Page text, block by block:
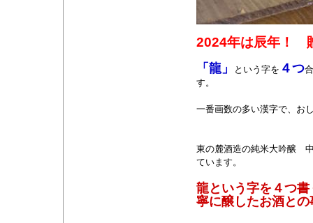
2024年は辰年！
「龍」 という字を ４つ
す。
一番画数の多い漢字で、お
東の麓酒造の純米大吟醸
ています。
龍という字を４つ
寧に醸したお酒との